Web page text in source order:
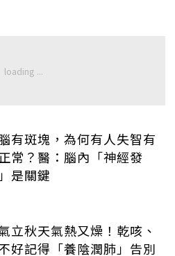
有斑塊，為何有人失智有
常？醫：腦內「神經發
是關鍵
立秋天氣熱又燥！乾咳、
好記得「養陰潤肺」告別